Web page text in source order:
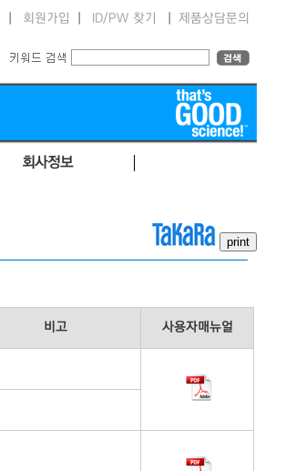
회원가입 ID/PW 찾기 제품상담문의
회사정보
비고 사용자매뉴얼